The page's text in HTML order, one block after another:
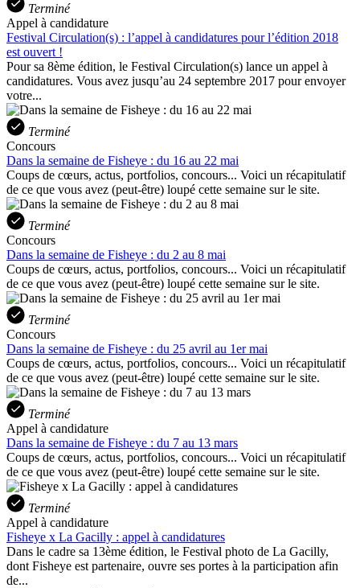
Terminé
Appel à candidature
Festival Circulation(s) : l’appel à candidatures pour l’édition 2018
est ouvert !
Pour sa 8ème édition, le Festival Circulation(s) lance un appel à
candidatures. Vous avez jusqu’au 24 septembre 2017 pour envoyer
votre...
Terminé
Concours
Dans la semaine de Fisheye : du 16 au 22 mai
Coups de cœurs, actus, portfolios, concours... Voici un récapitulatif
de ce que vous avez (peut-être) loupé cette semaine sur le site.
Terminé
Concours
Dans la semaine de Fisheye : du 2 au 8 mai
Coups de cœurs, actus, portfolios, concours... Voici un récapitulatif
de ce que vous avez (peut-être) loupé cette semaine sur le site.
Terminé
Concours
Dans la semaine de Fisheye : du 25 avril au 1er mai
Coups de cœurs, actus, portfolios, concours... Voici un récapitulatif
de ce que vous avez (peut-être) loupé cette semaine sur le site.
Terminé
Appel à candidature
Dans la semaine de Fisheye : du 7 au 13 mars
Coups de cœurs, actus, portfolios, concours... Voici un récapitulatif
de ce que vous avez (peut-être) loupé cette semaine sur le site.
Terminé
Appel à candidature
Fisheye x La Gacilly : appel à candidatures
Dans le cadre sa 13ème édition, le Festival photo de La Gacilly,
dont Fisheye est partenaire, ouvre ses portes à la participation afin
de...